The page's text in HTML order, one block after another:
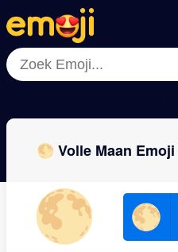
Menu
Close
Menu
Close
🌕 Volle Maan
🌕 🌕